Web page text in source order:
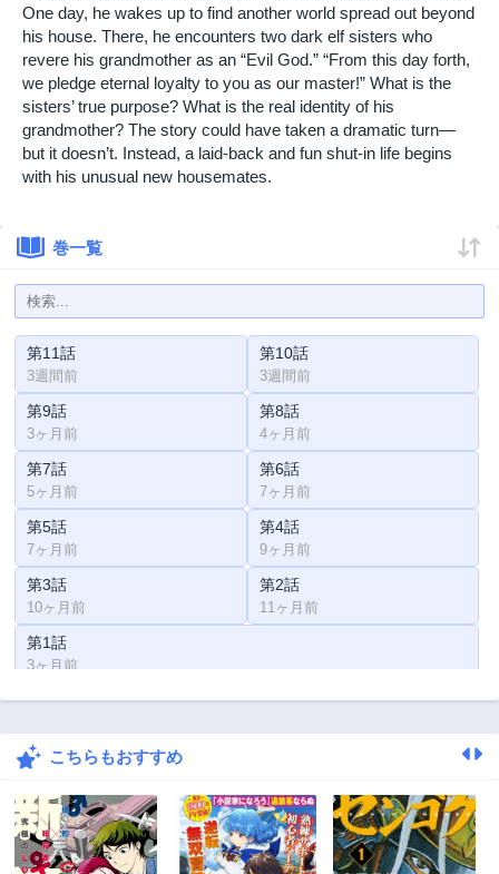
One day, he wakes up to find another world spread out beyond
his house. There, he encounters two dark elf sisters who
revere his grandmother as an “Evil God.” “From this day forth,
we pledge eternal loyalty to you as our master!” What is the
sisters’ true purpose? What is the real identity of his
grandmother? The story could have taken a dramatic turn—
but it doesn’t. Instead, a laid-back and fun shut-in life begins
with his unusual new housemates.
巻一覧
第11話
3週間前
第10話
3週間前
第9話
3ヶ月前
第8話
4ヶ月前
第7話
5ヶ月前
第6話
7ヶ月前
第5話
7ヶ月前
第4話
9ヶ月前
第3話
10ヶ月前
第2話
11ヶ月前
第1話
3ヶ月前
こちらもおすすめ